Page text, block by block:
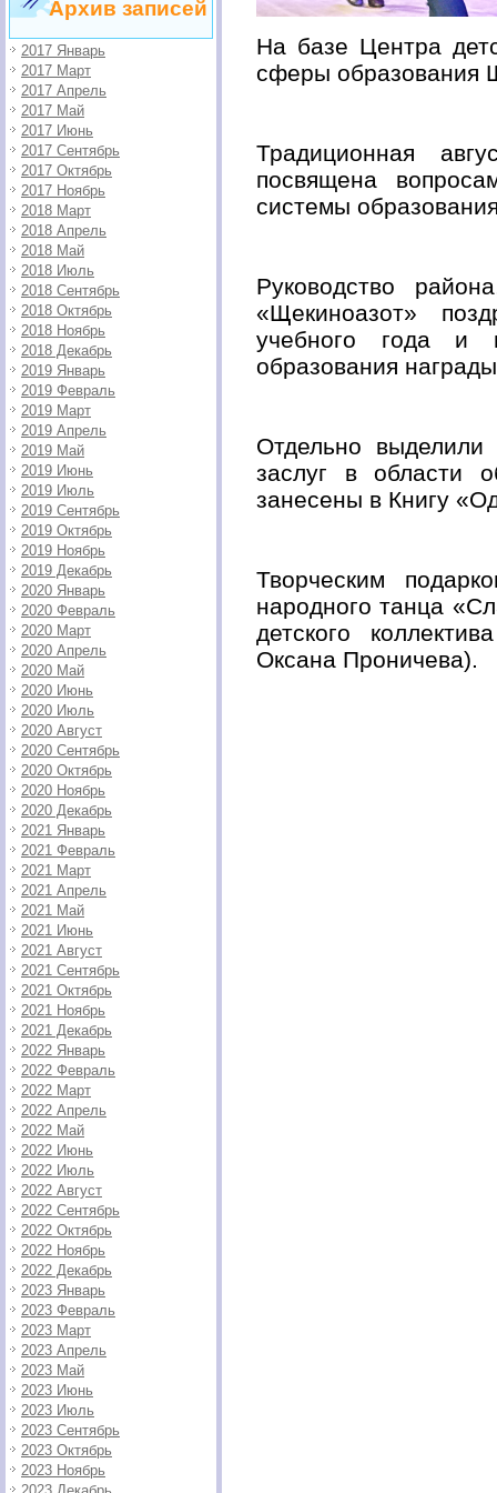
Архив записей
2017 Январь
2017 Март
2017 Апрель
2017 Май
2017 Июнь
2017 Сентябрь
2017 Октябрь
2017 Ноябрь
2018 Март
2018 Апрель
2018 Май
2018 Июль
2018 Сентябрь
2018 Октябрь
2018 Ноябрь
2018 Декабрь
2019 Январь
2019 Февраль
2019 Март
2019 Апрель
2019 Май
2019 Июнь
2019 Июль
2019 Сентябрь
2019 Октябрь
2019 Ноябрь
2019 Декабрь
2020 Январь
2020 Февраль
2020 Март
2020 Апрель
2020 Май
2020 Июнь
2020 Июль
2020 Август
2020 Сентябрь
2020 Октябрь
2020 Ноябрь
2020 Декабрь
2021 Январь
2021 Февраль
2021 Март
2021 Апрель
2021 Май
2021 Июнь
2021 Август
2021 Сентябрь
2021 Октябрь
2021 Ноябрь
2021 Декабрь
2022 Январь
2022 Февраль
2022 Март
2022 Апрель
2022 Май
2022 Июнь
2022 Июль
2022 Август
2022 Сентябрь
2022 Октябрь
2022 Ноябрь
2022 Декабрь
2023 Январь
2023 Февраль
2023 Март
2023 Апрель
2023 Май
2023 Июнь
2023 Июль
2023 Сентябрь
2023 Октябрь
2023 Ноябрь
На базе Центра
сферы образования
Традиционная
посвящена
системы
Руководство
«Щекиноазот»
учебного года и
образования
Отдельно
заслуг в области
занесены в Книгу
Творческим
народного танца
детского
Оксана Проничева).